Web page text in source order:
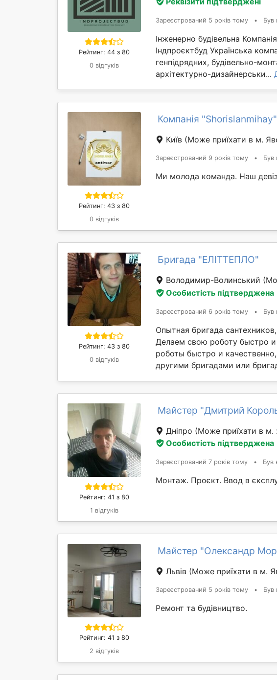
Рейтинг: 44 з 80
0 відгуків
Зареєстрований 5 років тому • Був
Інженерно будівельна
Індпроєктбуд Українська
генпідрядних, будівельно-
архітектурно-дизайнерськи...
Рейтинг: 43 з 80
0 відгуків
Компанія "Shorislanmihay"
Київ (Може приїхати в м.
Зареєстрований 9 років тому • Був
Ми молода команда. Наш
Рейтинг: 43 з 80
0 відгуків
Бригада "ЕЛІТТЕПЛО"
Володимир-Волинський
Особистість підтверджена
Зареєстрований 6 років тому • Був
Опытная бригада
Делаем свою роботу быстро
роботы быстро и
другими бригадами или
Рейтинг: 41 з 80
1 відгуків
Майстер "Дмитрий
Дніпро (Може приїхати в м.
Особистість підтверджена
Зареєстрований 7 років тому • Був
Монтаж. Проєкт. Ввод в
Рейтинг: 41 з 80
2 відгуків
Майстер "Олександр
Львів (Може приїхати в м.
Зареєстрований 5 років тому • Був
Ремонт та будівництво.